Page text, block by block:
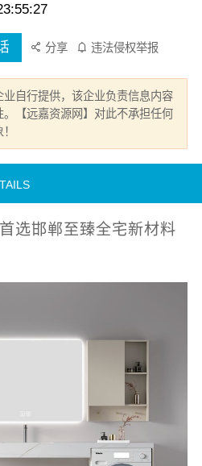
分享 违法侵权举报
自行提供，该企业负责信息内容
【远嘉资源网】对此不承担任何
选邯郸至臻全宅新材料